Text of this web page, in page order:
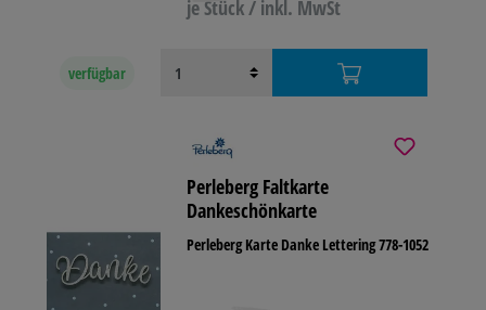
je Stück / inkl. MwSt
verfügbar
Perleberg Faltkarte
Dankeschönkarte
Perleberg Karte Danke Lettering 778-1052